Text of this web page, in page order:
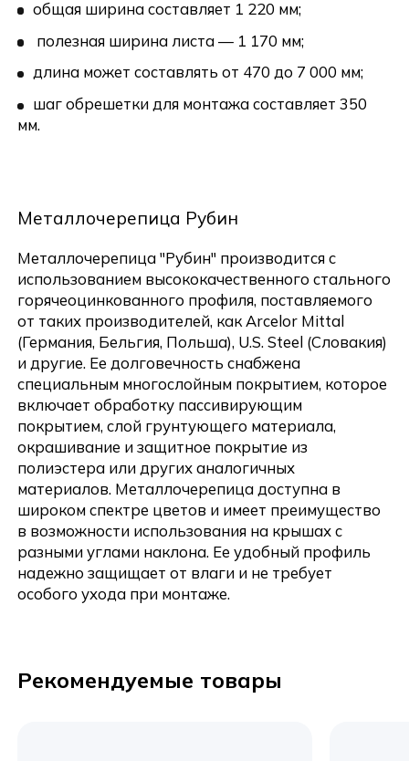
общая ширина составляет 1 220 мм;
полезная ширина листа — 1 170 мм;
длина может составлять от 470 до 7 000 мм;
шаг обрешетки для монтажа составляет 350
мм.
Металлочерепица Рубин
Металлочерепица "Рубин" производится с
использованием высококачественного стального
горячеоцинкованного профиля, поставляемого
от таких производителей, как Arcelor Mittal
(Германия, Бельгия, Польша), U.S. Steel (Словакия)
и другие. Ее долговечность снабжена
специальным многослойным покрытием, которое
включает обработку пассивирующим
покрытием, слой грунтующего материала,
окрашивание и защитное покрытие из
полиэстера или других аналогичных
материалов. Металлочерепица доступна в
широком спектре цветов и имеет преимущество
в возможности использования на крышах с
разными углами наклона. Ее удобный профиль
надежно защищает от влаги и не требует
особого ухода при монтаже.
Рекомендуемые товары
Отправить